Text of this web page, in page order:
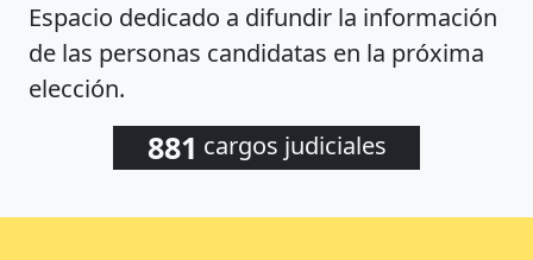
Espacio dedicado a difundir la información
de las personas candidatas en la próxima
elección.
881 cargos judiciales